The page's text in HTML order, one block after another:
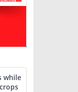
while